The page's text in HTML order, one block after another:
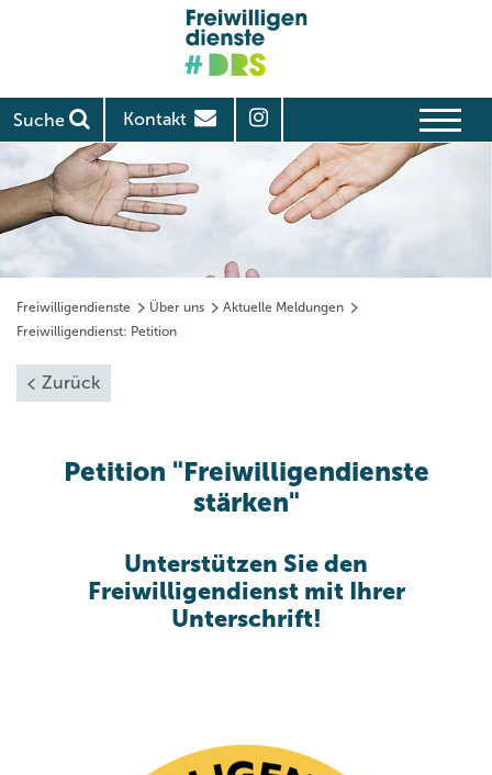
Suche Kontakt
Freiwilligendienste Über uns
Aktuelle Meldungen
Freiwilligendienst: Petition
Zurück
Petition "Freiwilligendienste
stärken"
Unterstützen Sie den
Freiwilligendienst mit Ihrer
Unterschrift!